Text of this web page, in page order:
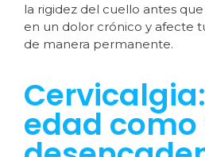
la rigidez del cuello antes
en un dolor crónico y afecte
de manera permanente.
edad